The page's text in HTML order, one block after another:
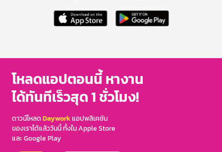
โหลดแอปตอนนี้ หางาน
ได้ทันทีเร็วสุด 1 ชั่วโมง!
ดาวน์โหลดDayworkแอปพลิเคชัน
ของเราได้แล้ววันนี้ ทั้งใน Apple Store
และ Google Play